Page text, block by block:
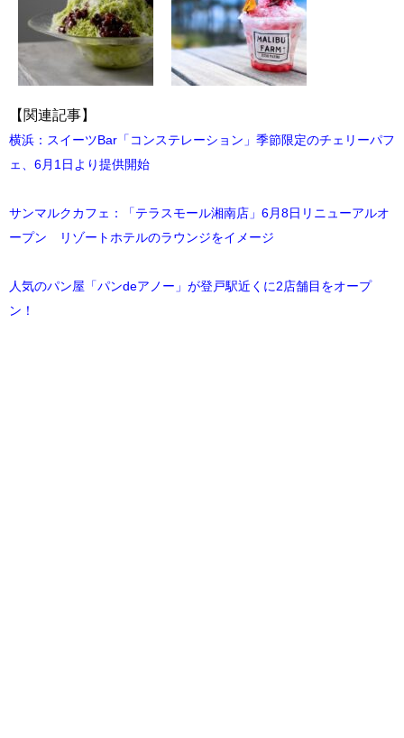
【関連記事】
横浜：スイーツBar「コンステレーション」季節限定のチェリーパフ
ェ、6月1日より提供開始
サンマルクカフェ：「テラスモール湘南店」6月8日リニューアルオ
ープン リゾートホテルのラウンジをイメージ
人気のパン屋「パンdeアノー」が登戸駅近くに2店舗目をオープ
ン！